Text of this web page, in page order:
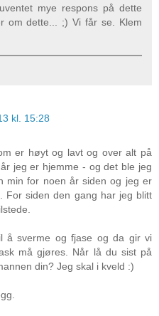
mye respons på dette
om dette... ;) Vi får se. Klem
kl. 15:28
er høyt og lavt og over alt på
jeg er hjemme - og det ble jeg
min for noen år siden og jeg er
For siden den gang har jeg blitt
å sverme og fjase og da gir vi
må gjøres. Når lå du sist på
din? Jeg skal i kveld :)